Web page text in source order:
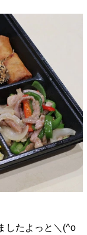
したよっと＼(^o